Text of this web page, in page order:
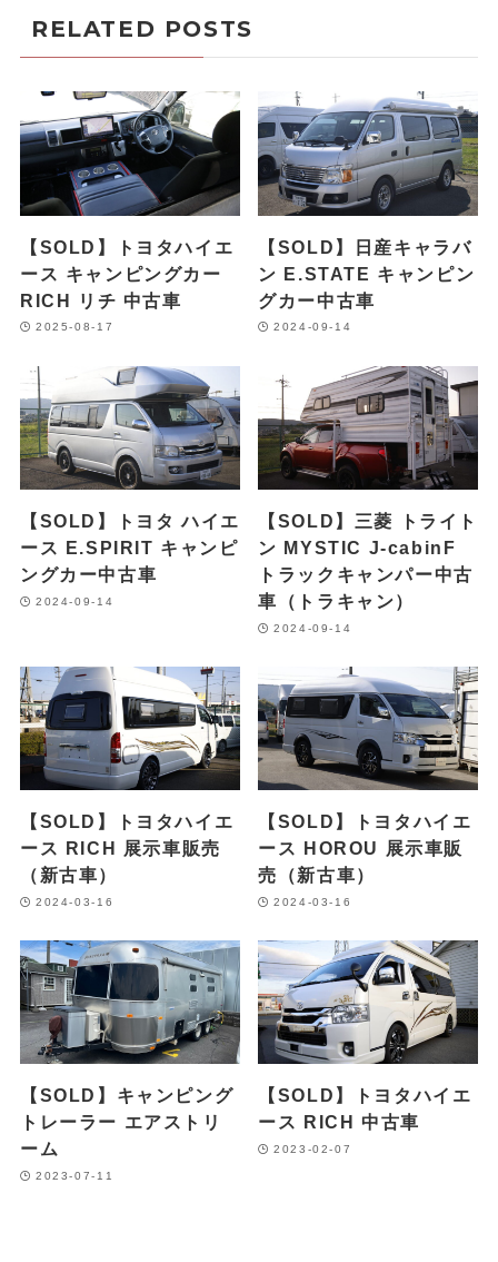
RELATED POSTS
【SOLD】トヨタハイエ
ース キャンピングカー
RICH リチ 中古車
2025-08-17
【SOLD】日産キャラバ
ン E.STATE キャンピン
グカー中古車
2024-09-14
【SOLD】トヨタ ハイエ
ース E.SPIRIT キャンピ
ングカー中古車
2024-09-14
【SOLD】三菱 トライト
ン MYSTIC J-cabinF
トラックキャンパー中古
車（トラキャン）
2024-09-14
【SOLD】トヨタハイエ
ース RICH 展示車販売
（新古車）
2024-03-16
【SOLD】トヨタハイエ
ース HOROU 展示車販
売（新古車）
2024-03-16
【SOLD】キャンピング
トレーラー エアストリ
ーム
2023-07-11
【SOLD】トヨタハイエ
ース RICH 中古車
2023-02-07